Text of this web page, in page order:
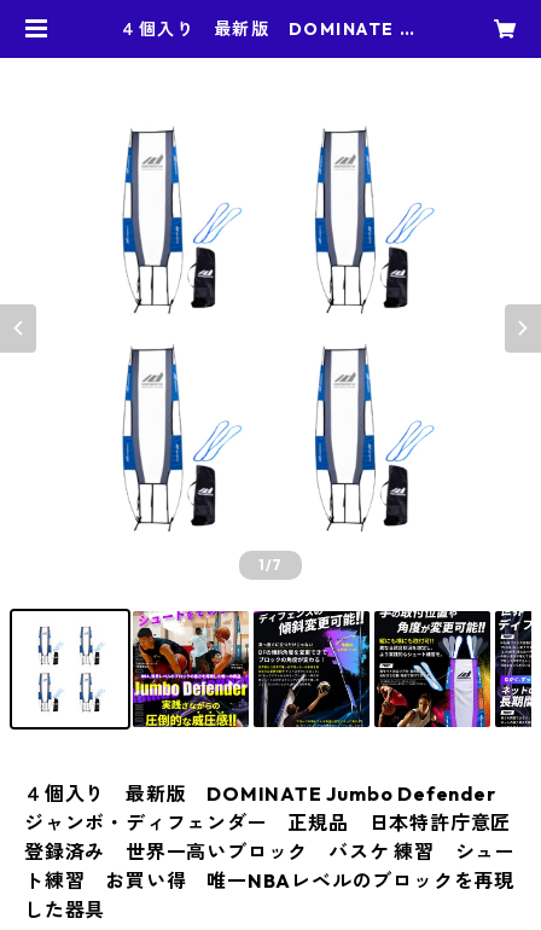
４個入り 最新版 DOMINATE Ju
得 唯一NBAレベルのブロックを再
現した器具 | DOMINATE
1/7
４個入り 最新版 DOMINATE Jumbo Defender
ジャンボ・ディフェンダー 正規品 日本特許庁意匠
登録済み 世界一高いブロック バスケ 練習 シュー
ト練習 お買い得 唯一NBAレベルのブロックを再現
した器具